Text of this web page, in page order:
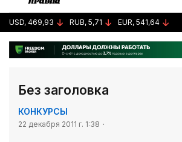
USD, 469,93 RUB, 5,71 EUR, 541,64
Без заголовка
КОНКУРСЫ
22 декабря 2011 г. 1:38